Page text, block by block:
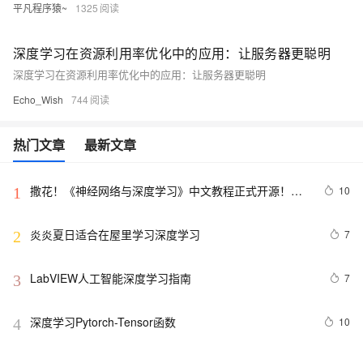
平凡程序猿~ 1325
深度学习在资源利用率优化中的应用：让服务器更聪明
深度学习在资源利用率优化中的应用：让服务器更聪明
Echo_Wish 744
热门文章 最新文章
1
撒花！《神经网络与深度学习》中文教程正式开源！全
10
2 炎炎夏日适合在屋里学习深度学习 7
3 LabVIEW人工智能深度学习指南 7
4 深度学习Pytorch-Tensor函数 10